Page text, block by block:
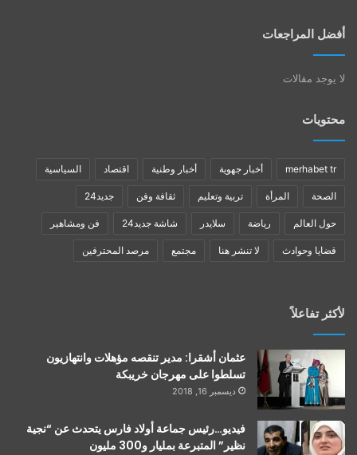
أفضل المراجعات
لا يوجد مقالات
محتويات
merhabet tr أخبار جهوية أخبار وطنية اقتصاد السياسية
الصحة المرأة تربية وتعليم ثقافة وفن جديد24
حول العالم رياضة سلايدر شاشة جديد24 فن ومشاهير
قضايا وحوادث لا تنشر هنا مجتمع مرصد المحترفين
لأكثر تفاعلاً
عثمان أشقرا: مدير تنقصه مؤهلات وانتهازيون
تسلطوا على مهرجان خريبكة
ديسمبر 16, 2018
فيديو…رئيس جماعة أولاد فارس يتحدث عن “نجية
نظير” المتبرعة بمليار و300 مليون